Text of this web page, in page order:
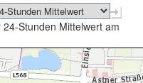
Stunden Mittelwert am